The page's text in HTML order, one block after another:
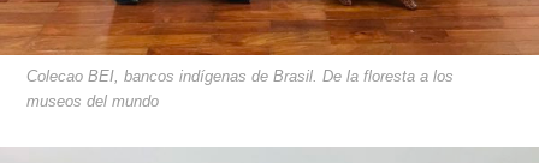
Colecao BEI, bancos indígenas de Brasil. De la floresta a los
museos del mundo